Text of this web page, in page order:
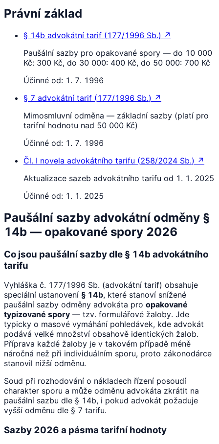
Právní základ
§ 14b advokátní tarif (177/1996 Sb.) ↗
Paušální sazby pro opakované spory — do 10 000
Kč: 300 Kč, do 30 000: 400 Kč, do 50 000: 700 Kč
Účinné od: 1. 7. 1996
§ 7 advokátní tarif (177/1996 Sb.) ↗
Mimosmluvní odměna — základní sazby (platí pro
tarifní hodnotu nad 50 000 Kč)
Účinné od: 1. 7. 1996
Čl. I novela advokátního tarifu (258/2024 Sb.) ↗
Aktualizace sazeb advokátního tarifu od 1. 1. 2025
Účinné od: 1. 1. 2025
Paušální sazby advokátní odměny §
14b — opakované spory 2026
Co jsou paušální sazby dle § 14b advokátního
tarifu
Vyhláška č. 177/1996 Sb. (advokátní tarif) obsahuje
speciální ustanovení § 14b, které stanoví snížené
paušální sazby odměny advokáta pro opakované
typizované spory — tzv. formulářové žaloby. Jde
typicky o masové vymáhání pohledávek, kde advokát
podává velké množství obsahově identických žalob.
Příprava každé žaloby je v takovém případě méně
náročná než při individuálním sporu, proto zákonodárce
stanovil nižší odměnu.
Soud při rozhodování o nákladech řízení posoudí
charakter sporu a může odměnu advokáta zkrátit na
paušální sazbu dle § 14b, i pokud advokát požaduje
vyšší odměnu dle § 7 tarifu.
Sazby 2026 a pásma tarifní hodnoty